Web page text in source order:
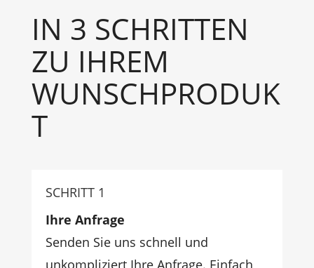
IN 3 SCHRITTEN
ZU IHREM
WUNSCHPRODUK
T
SCHRITT 1
Ihre Anfrage
Senden Sie uns schnell und
unkompliziert Ihre Anfrage. Einfach